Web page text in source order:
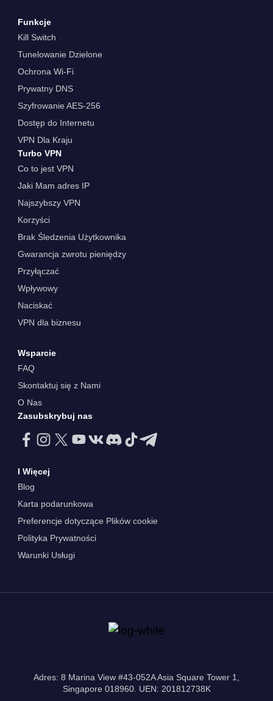
Funkcje
Kill Switch
Tunelowanie Dzielone
Ochrona Wi-Fi
Prywatny DNS
Szyfrowanie AES-256
Dostęp do Internetu
VPN Dla Kraju
Turbo VPN
Co to jest VPN
Jaki Mam adres IP
Najszybszy VPN
Korzyści
Brak Śledzenia Użytkownika
Gwarancja zwrotu pieniędzy
Przyłączać
Wpływowy
Naciskać
VPN dla biznesu
Wsparcie
FAQ
Skontaktuj się z Nami
O Nas
Zasubskrybuj nas
I Więcej
Blog
Karta podarunkowa
Preferencje dotyczące Plików cookie
Polityka Prywatności
Warunki Usługi
Adres: 8 Marina View #43-052A Asia Square Tower 1,
Singapore 018960. UEN: 201812738K